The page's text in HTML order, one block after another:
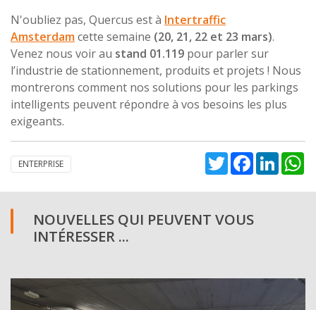
N'oubliez pas, Quercus est à Intertraffic
Amsterdamcette semaine (20, 21, 22 et 23 mars).
Venez nous voir au stand 01.119 pour parler sur
l’industrie de stationnement, produits et projets ! Nous
montrerons comment nos solutions pour les parkings
intelligents peuvent répondre à vos besoins les plus
exigeants.
ENTERPRISE TwitterFacebook
NOUVELLES QUI PEUVENT VOUS
INTÉRESSER ...